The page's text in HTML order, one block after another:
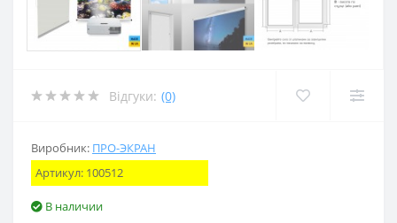
Відгуки: (0)
Виробник: ПРО-ЭКРАН
Артикул: 100512
В наличии